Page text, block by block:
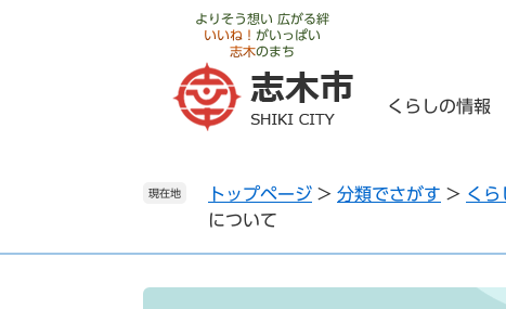
よりそう想い 広がる絆
いいね！ がいっぱい
志木のまち
くらしの情報
現在地 トップページ > 分類でさがす > くら
について